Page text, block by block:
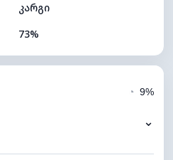
კარგი
73%
◔ 9%
⌄